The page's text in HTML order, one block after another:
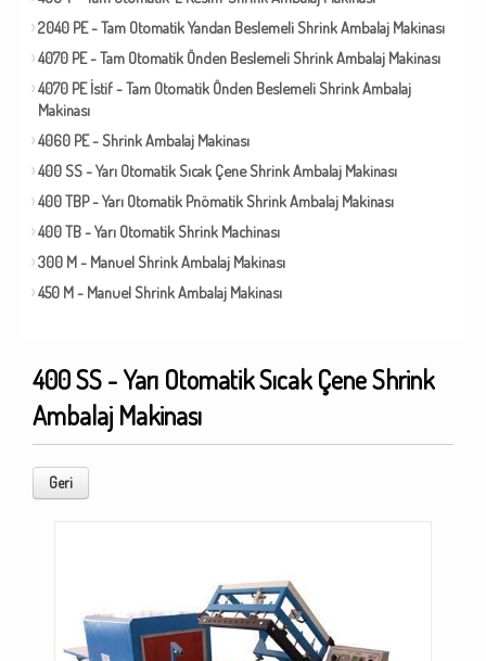
2040 PE - Tam Otomatik Yandan Beslemeli Shrink Ambalaj Makinası
4070 PE - Tam Otomatik Önden Beslemeli Shrink Ambalaj Makinası
4070 PE İstif - Tam Otomatik Önden Beslemeli Shrink Ambalaj
Makinası
4060 PE - Shrink Ambalaj Makinası
400 SS - Yarı Otomatik Sıcak Çene Shrink Ambalaj Makinası
400 TBP - Yarı Otomatik Pnömatik Shrink Ambalaj Makinası
400 TB - Yarı Otomatik Shrink Machinası
300 M - Manuel Shrink Ambalaj Makinası
450 M - Manuel Shrink Ambalaj Makinası
400 SS - Yarı Otomatik Sıcak Çene Shrink
Ambalaj Makinası
Geri